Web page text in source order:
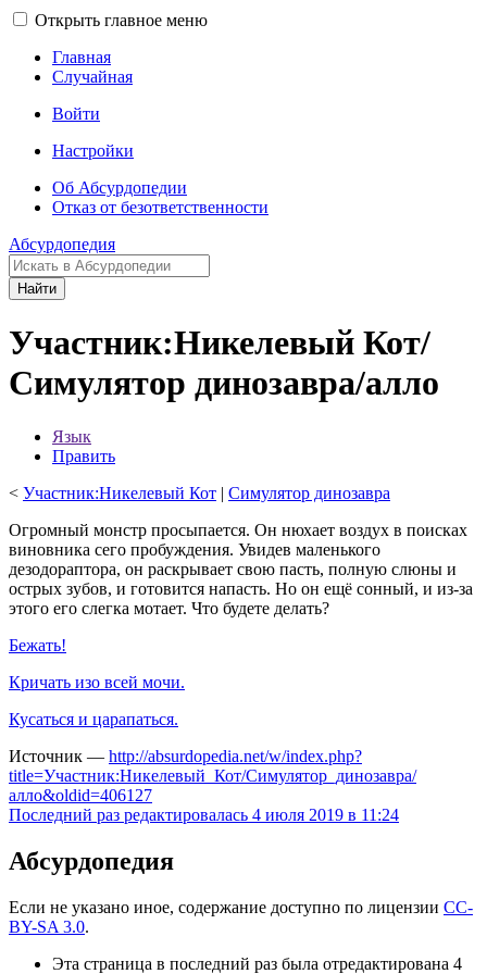
Открыть главное меню
Главная
Случайная
Войти
Настройки
Об Абсурдопедии
Отказ от безответственности
Абсурдопедия
Найти
Участник:Никелевый Кот/
Симулятор динозавра/алло
Язык
Править
< Участник:Никелевый Кот ‎ | Симулятор динозавра
Огромный монстр просыпается. Он нюхает воздух в поисках
виновника сего пробуждения. Увидев маленького
дезодораптора, он раскрывает свою пасть, полную слюны и
острых зубов, и готовится напасть. Но он ещё сонный, и из-за
этого его слегка мотает. Что будете делать?
Бежать!
Кричать изо всей мочи.
Кусаться и царапаться.
Источник — http://absurdopedia.net/w/index.php?
title=Участник:Никелевый_Кот/Симулятор_динозавра/
алло&oldid=406127
Последний раз редактировалась 4 июля 2019 в 11:24
Абсурдопедия
Если не указано иное, содержание доступно по лицензии CC-
BY-SA 3.0.
Эта страница в последний раз была отредактирована 4